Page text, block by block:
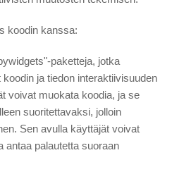
koodin kanssa:
paketteja, jotka
ja tiedon interaktiivisuuden
voivat muokata koodia, ja se
suoritettavaksi, jolloin
Sen avulla käyttäjät voivat
antaa palautetta suoraan